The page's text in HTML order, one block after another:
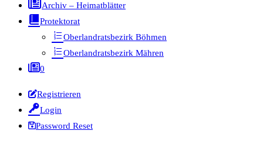
Archiv – Heimatblätter
Protektorat
Oberlandratsbezirk Böhmen
Oberlandratsbezirk Mähren
0
Registrieren
Login
Password Reset